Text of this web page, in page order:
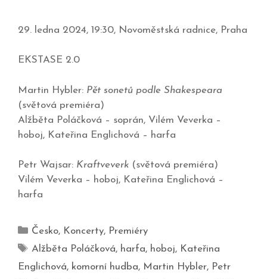
29. ledna 2024, 19:30, Novoměstská radnice, Praha
EKSTASE 2.0
Martin Hybler: Pět sonetů podle Shakespeara
(světová premiéra)
Alžběta Poláčková – soprán, Vilém Veverka –
hoboj, Kateřina Englichová – harfa
Petr Wajsar: Kraftveverk (světová premiéra)
Vilém Veverka – hoboj, Kateřina Englichová –
harfa
Česko, Koncerty, Premiéry
Alžběta Poláčková, harfa, hoboj, Kateřina
Englichová, komorní hudba, Martin Hybler, Petr